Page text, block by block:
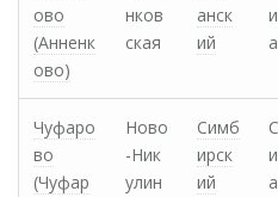
ово
(Анненк
ово)
нков
ская
анск
ий
Чуфаро
во
(Чуфар
Ново
-Ник
улин
Симб
ирск
ий